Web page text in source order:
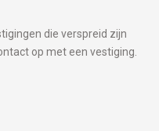
die verspreid zijn
op met een vestiging.